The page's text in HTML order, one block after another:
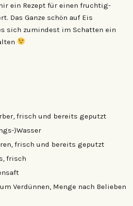
ein Rezept für einen fruchtig-
Das Ganze schön auf Eis
sich zumindest im Schatten ein
frisch und bereits geputzt
)Wasser
frisch und bereits geputzt
frisch
Verdünnen, Menge nach Belieben